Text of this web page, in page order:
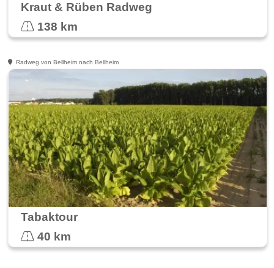
Kraut & Rüben Radweg
138 km
Radweg von Bellheim nach Bellheim
Tabaktour
40 km